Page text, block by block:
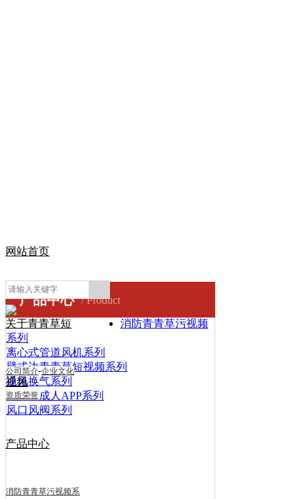
网站首页
关于青青草短
视频
公司简介 企业文化
资质荣誉
产品中心
消防青青草污视频系
产品中心 / Product
消防青青草污视频
系列
离心式管道风机系列
壁式边青青草短视频系列
通风换气系列
青青草成人APP系列
风口风阀系列